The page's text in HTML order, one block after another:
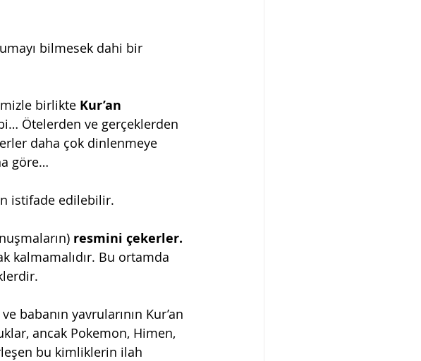
bilmesek dahi bir
birlikte Kur’an
Ötelerden ve gerçeklerden
daha çok dinlenmeye
göre…
istifade edilebilir.
resmini çekerler.
kalmamalıdır. Bu ortamda
babanın yavrularının Kur’an
ancak Pokemon, Himen,
bu kimliklerin ilah